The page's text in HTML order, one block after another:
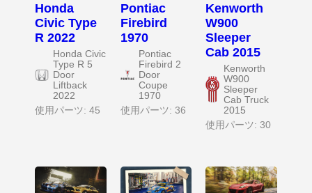
Honda
Civic Type
R 2022
Honda Civic
Type R 5
Door
Liftback
2022
使用パーツ: 45
Pontiac
Firebird
1970
Pontiac
Firebird 2
Door
Coupe
1970
使用パーツ: 36
Kenworth
W900
Sleeper
Cab 2015
Kenworth
W900
Sleeper
Cab Truck
2015
使用パーツ: 30